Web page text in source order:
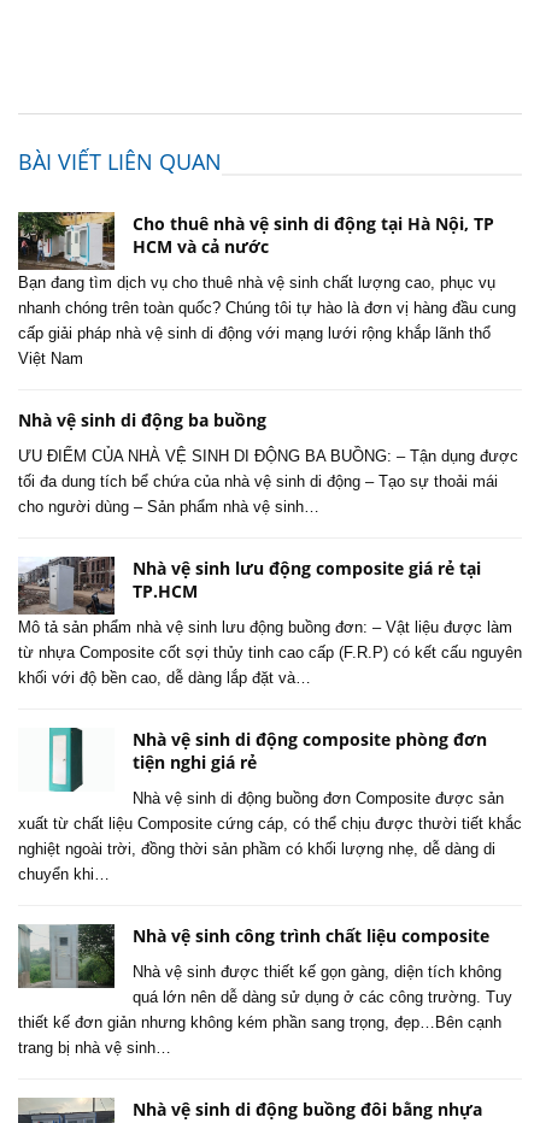
BÀI VIẾT LIÊN QUAN
Cho thuê nhà vệ sinh di động tại Hà Nội, TP
HCM và cả nước
Bạn đang tìm dịch vụ cho thuê nhà vệ sinh chất lượng cao, phục vụ
nhanh chóng trên toàn quốc? Chúng tôi tự hào là đơn vị hàng đầu cung
cấp giải pháp nhà vệ sinh di động với mạng lưới rộng khắp lãnh thổ
Việt Nam
Nhà vệ sinh di động ba buồng
ƯU ĐIỂM CỦA NHÀ VỆ SINH DI ĐỘNG BA BUỒNG: – Tận dụng được
tối đa dung tích bể chứa của nhà vệ sinh di động – Tạo sự thoải mái
cho người dùng – Sản phẩm nhà vệ sinh…
Nhà vệ sinh lưu động composite giá rẻ tại
TP.HCM
Mô tả sản phẩm nhà vệ sinh lưu động buồng đơn: – Vật liệu được làm
từ nhựa Composite cốt sợi thủy tinh cao cấp (F.R.P) có kết cấu nguyên
khối với độ bền cao, dễ dàng lắp đặt và…
Nhà vệ sinh di động composite phòng đơn
tiện nghi giá rẻ
Nhà vệ sinh di động buồng đơn Composite được sản
xuất từ chất liệu Composite cứng cáp, có thể chịu được thười tiết khắc
nghiệt ngoài trời, đồng thời sản phầm có khối lượng nhẹ, dễ dàng di
chuyển khi…
Nhà vệ sinh công trình chất liệu composite
Nhà vệ sinh được thiết kế gọn gàng, diện tích không
quá lớn nên dễ dàng sử dụng ở các công trường. Tuy
thiết kế đơn giản nhưng không kém phần sang trọng, đẹp…Bên cạnh
trang bị nhà vệ sinh…
Nhà vệ sinh di động buồng đôi bằng nhựa